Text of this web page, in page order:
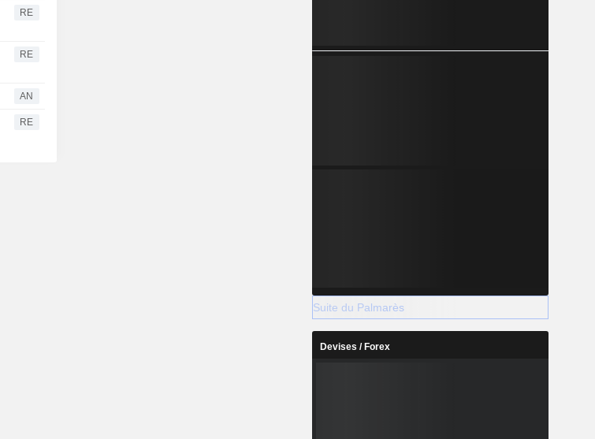
RE
RE
AN
RE
Suite du Palmarès
Devises / Forex